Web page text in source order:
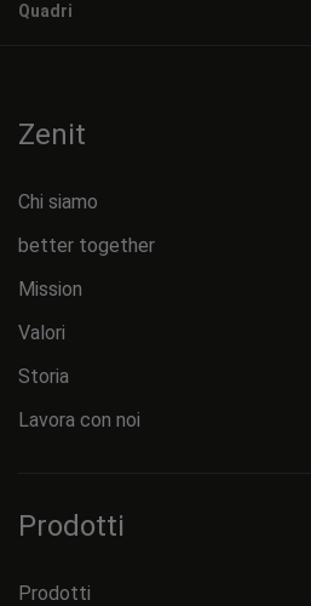
Quadri
Zenit
Chi siamo
better together
Mission
Valori
Storia
Lavora con noi
Prodotti
Prodotti